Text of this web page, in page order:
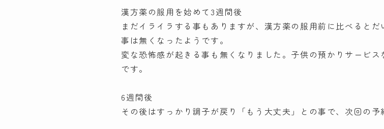
漢方薬の服用を始めて3週間後
まだイライラする事もありますが、漢方薬の服用前に比べると
事は無くなったようです。
変な恐怖感が起きる事も無くなりました。子供の預かりサービ
です。
6週間後
その後はすっかり調子が戻り「もう大丈夫」との事で、次回の予